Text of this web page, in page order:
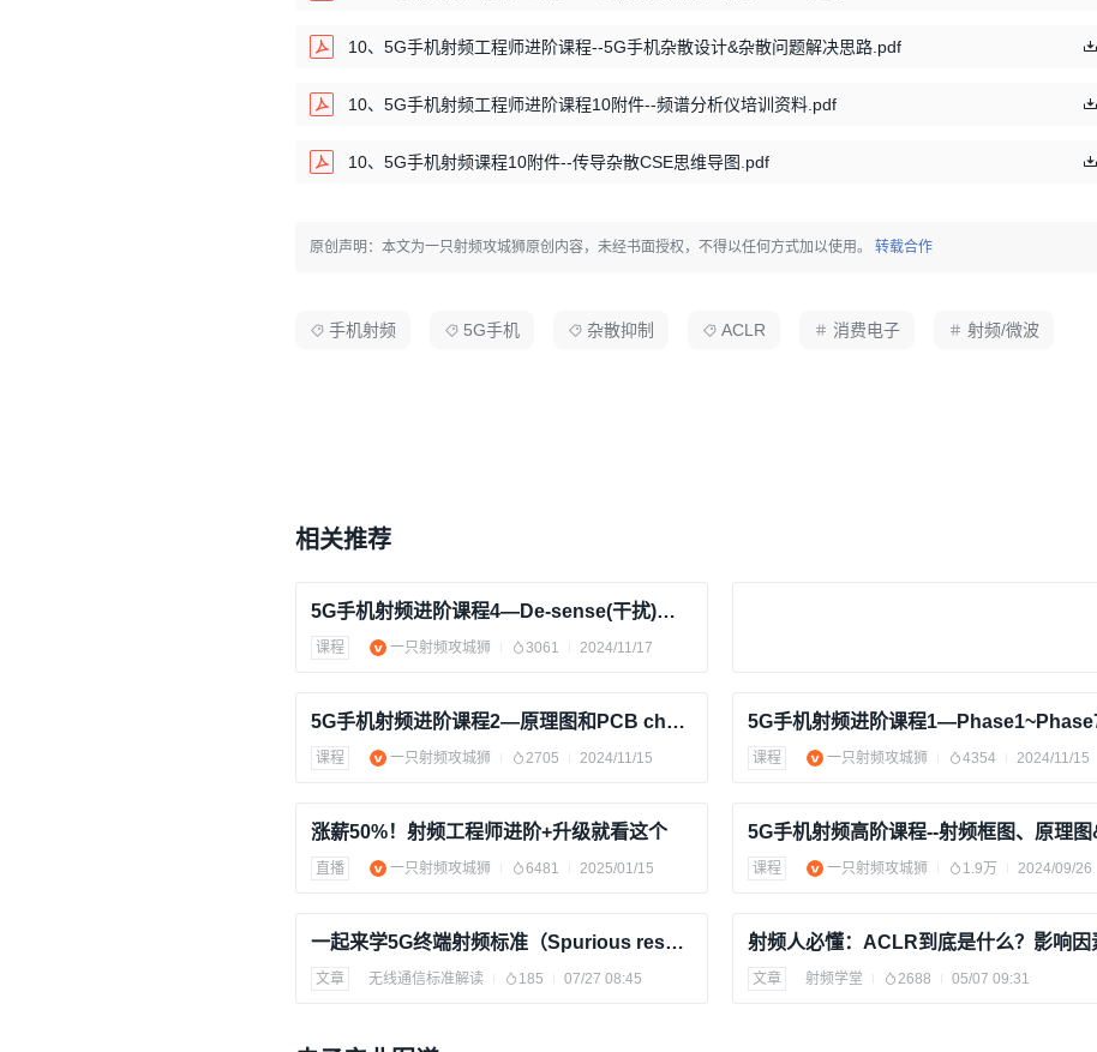
10、5G手机射频工程师进阶课程--5G手机杂散设计&杂散问题解决思路.pdf
10、5G手机射频工程师进阶课程10附件--频谱分析仪培训资料.pdf
10、5G手机射频课程10附件--传导杂散CSE思维导图.pdf
原创声明：本文为一只射频攻城狮原创内容，未经书面授权，不得以任何方式加以使用。 转载合作
手机射频 5G手机 杂散抑制 ACLR 消费电子 射频/微波
相关推荐
5G手机射频进阶课程4—De-sense(干扰)专题
课程 一只射频攻城狮 3061 2024/11/17
5G手机射频进阶课程2—原理图和PCB checklist解读
课程 一只射频攻城狮 2705 2024/11/15 课程 一只射频攻城狮 4354 2024/11/15
涨薪50%！射频工程师进阶+升级就看这个
直播 一只射频攻城狮 6481 2025/01/15 课程 一只射频攻城狮 1.9万 2024/09/26
一起来学5G终端射频标准（Spurious response）
文章 无线通信标准解读 185 07/27 08:45 文章 射频学堂 2688 05/07 09:31